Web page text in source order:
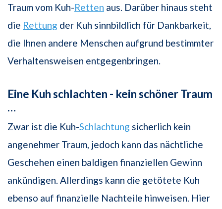
Traum vom Kuh-Retten aus. Darüber hinaus steht
die Rettung der Kuh sinnbildlich für Dankbarkeit,
die Ihnen andere Menschen aufgrund bestimmter
Verhaltensweisen entgegenbringen.
Eine Kuh schlachten - kein schöner Traum
…
Zwar ist die Kuh-Schlachtung sicherlich kein
angenehmer Traum, jedoch kann das nächtliche
Geschehen einen baldigen finanziellen Gewinn
ankündigen. Allerdings kann die getötete Kuh
ebenso auf finanzielle Nachteile hinweisen. Hier